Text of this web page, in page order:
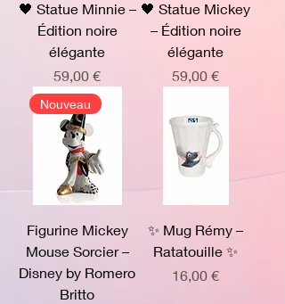
🖤 Statue Minnie –
Édition noire
élégante
Prix
59,00 €
🖤 Statue Mickey
– Édition noire
élégante
Prix
59,00 €
Nouveau
Figurine Mickey
Mouse Sorcier –
Disney by Romero
Britto
✨ Mug Rémy –
Ratatouille ✨
Prix
16,00 €